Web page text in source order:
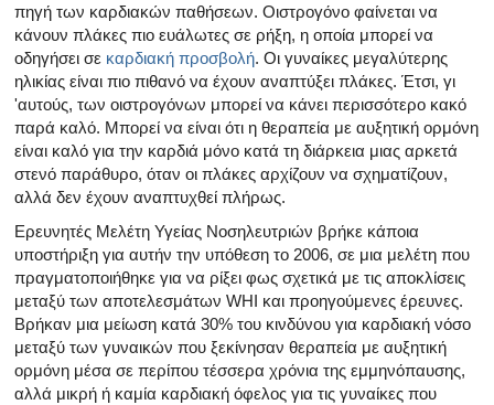
πηγή των καρδιακών παθήσεων. Οιστρογόνο φαίνεται να
κάνουν πλάκες πιο ευάλωτες σε ρήξη, η οποία μπορεί να
οδηγήσει σε καρδιακή προσβολή. Οι γυναίκες μεγαλύτερης
ηλικίας είναι πιο πιθανό να έχουν αναπτύξει πλάκες. Έτσι, γι
'αυτούς, των οιστρογόνων μπορεί να κάνει περισσότερο κακό
παρά καλό. Μπορεί να είναι ότι η θεραπεία με αυξητική ορμόνη
είναι καλό για την καρδιά μόνο κατά τη διάρκεια μιας αρκετά
στενό παράθυρο, όταν οι πλάκες αρχίζουν να σχηματίζουν,
αλλά δεν έχουν αναπτυχθεί πλήρως.
Ερευνητές Μελέτη Υγείας Νοσηλευτριών βρήκε κάποια
υποστήριξη για αυτήν την υπόθεση το 2006, σε μια μελέτη που
πραγματοποιήθηκε για να ρίξει φως σχετικά με τις αποκλίσεις
μεταξύ των αποτελεσμάτων WHI και προηγούμενες έρευνες.
Βρήκαν μια μείωση κατά 30% του κινδύνου για καρδιακή νόσο
μεταξύ των γυναικών που ξεκίνησαν θεραπεία με αυξητική
ορμόνη μέσα σε περίπου τέσσερα χρόνια της εμμηνόπαυσης,
αλλά μικρή ή καμία καρδιακή όφελος για τις γυναίκες που